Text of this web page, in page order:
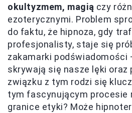
okultyzmem, magią czy
ezoterycznymi. Problem
do faktu, że hipnoza, gdy
profesjonalisty, staje się
zakamarki podświadomości
skrywają się nasze lęki oraz
związku z tym rodzi się
tym fascynującym procesie
granice etyki? Może